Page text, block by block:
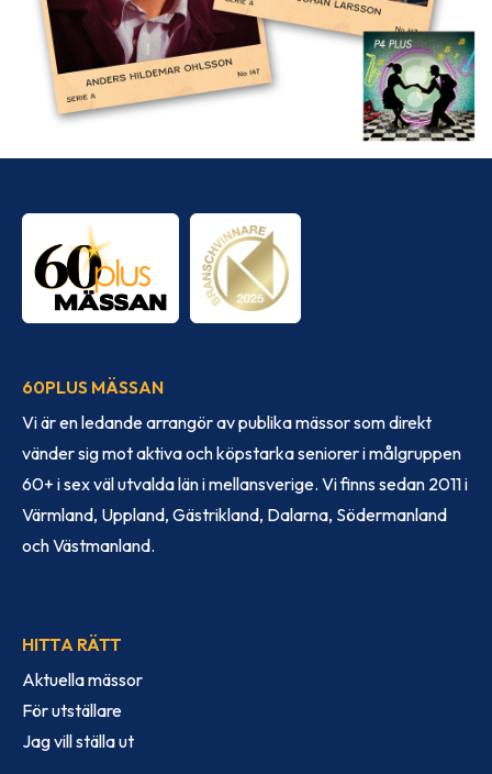
60PLUS MÄSSAN
Vi är en ledande arrangör av publika mässor som direkt
vänder sig mot aktiva och köpstarka seniorer i målgruppen
60+ i sex väl utvalda län i mellansverige. Vi finns sedan 2011 i
Värmland, Uppland, Gästrikland, Dalarna, Södermanland
och Västmanland.
HITTA RÄTT
Aktuella mässor
För utställare
Jag vill ställa ut